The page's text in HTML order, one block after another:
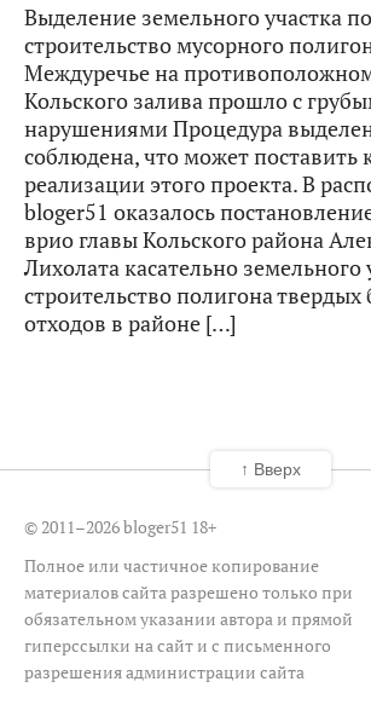
Выделение земельного участка
строительство мусорного
Междуречье на
Кольского залива прошло с
нарушениями Процедура
соблюдена, что может поставить
реализации этого проекта. В
bloger51 оказалось
врио главы Кольского района
Лихолата касательно земельного
строительство полигона
отходов в районе […]
© 2011–2026 bloger51 18+
Полное или частичное копирование
материалов сайта разрешено только при
обязательном указании автора и прямой
гиперссылки на сайт и с письменного
разрешения администрации сайта
↑ Вверх